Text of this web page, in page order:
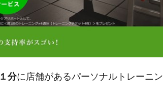
分に店舗があるパーソナルトレーニン